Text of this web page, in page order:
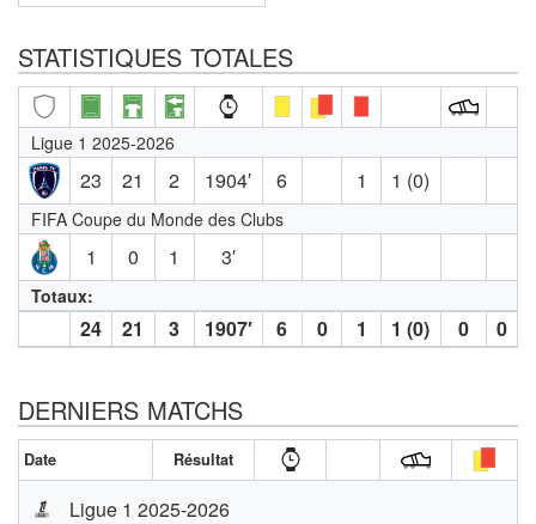
STATISTIQUES TOTALES
Ligue 1 2025-2026
23 21 2 1904′ 6 1 1 (0)
FIFA Coupe du Monde des Clubs
1 0 1 3′
Totaux:
24 21 3 1907′ 6 0 1 1 (0) 0 0
DERNIERS MATCHS
Date Résultat
Ligue 1 2025-2026